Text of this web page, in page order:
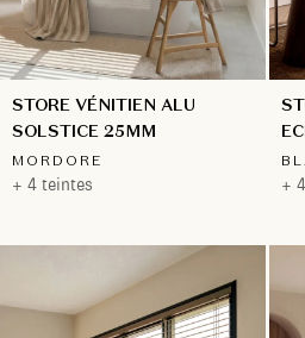
STORE VÉNITIEN ALU
SOLSTICE 25MM
MORDORE
+ 4 teintes +